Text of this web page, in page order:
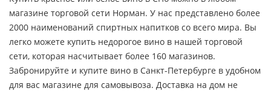
магазине торговой сети Норман. У нас представлено более
2000 наименований спиртных напитков со всего мира. Вы
легко можете купить недорогое вино в нашей торговой
сети, которая насчитывает более 160 магазинов.
Забронируйте и купите вино в Санкт-Петербурге в удобном
для вас магазине для самовывоза. Доставка на дом не